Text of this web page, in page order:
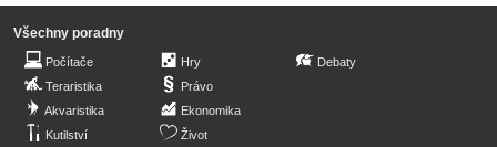
Všechny poradny
Počítače
Teraristika
Akvaristika
Kutilství
Hry
Právo
Ekonomika
Život
Debaty